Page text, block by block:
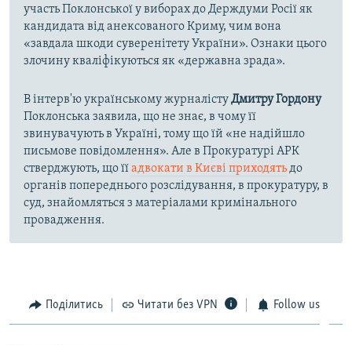
участь Поклонської у виборах до Держдуми Росії як
кандидата від анексованого Криму, чим вона
«завдала шкоди суверенітету України». Ознаки цього
злочину кваліфікуються як «державна зрада».
В інтерв'ю українському журналістуДмитру Гордону
Поклонська заявила, що не знає, в чому її
звинувачують в Україні, тому що їй «не надійшло
письмове повідомлення». Але в Прокуратурі АРК
стверджують, що їїадвокати в Києві приходятьдо
органів попереднього розслідування, в прокуратуру, в
суд, знайомляться з матеріалами кримінального
провадження.
Поділитись Читати без VPN Follow us